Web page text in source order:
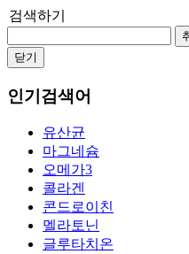
검색하기
닫기
인기검색어
유산균
마그네슘
오메가3
콜라겐
콘드로이친
멜라토닌
글루타치온